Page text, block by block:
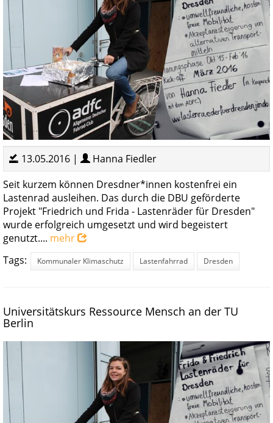
13.05.2016 |
Hanna Fiedler
Seit kurzem können Dresdner*innen kostenfrei ein
Lastenrad ausleihen. Das durch die DBU geförderte
Projekt "Friedrich und Frida - Lastenräder für Dresden"
wurde erfolgreich umgesetzt und wird begeistert
genutzt.... mehr
Tags:
Kommunaler Klimaschutz Lastenfahrrad Dresden
Universitätskurs Ressource Mensch an der TU
Berlin